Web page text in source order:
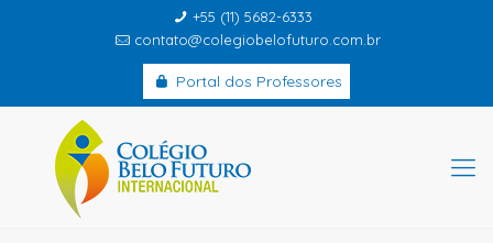
+55 (11) 5682-6333
contato@colegiobelofuturo.com.br
Portal dos Professores